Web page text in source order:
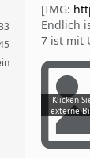
[IMG:
Endlich
7 ist mit